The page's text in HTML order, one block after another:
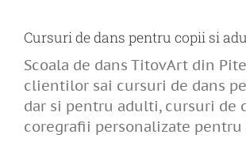
Cursuri de dans pentru copii si
Scoala de dans TitovArt din
clientilor sai cursuri de dans
dar si pentru adulti, cursuri de
coregrafii personalizate pentru